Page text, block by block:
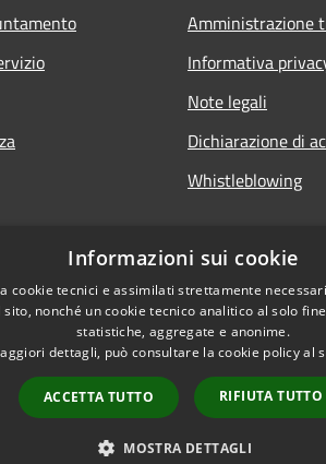
Amministrazione
Informativa
Note legali
Dichiarazione di
Whistleblowing
Copyright © 2026
Informazioni sui cookie
cookie tecnici e assimilati strettamente
nonché un cookie tecnico analitico al solo
statistiche, aggregate e anonime.
dettagli, può consultare la cookie policy al
ACCETTA TUTTO RIFIUTA TUTTO
MOSTRA DETTAGLI